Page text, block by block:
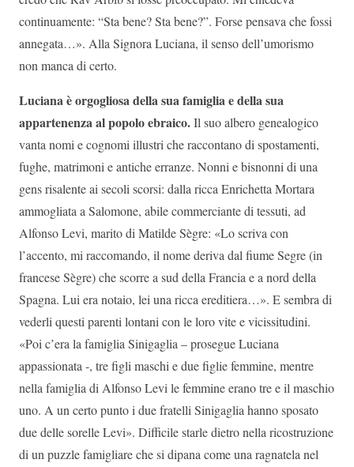
continuamente: “Sta bene? Sta bene?”. Forse pensava che fossi
annegata…». Alla Signora Luciana, il senso dell’umorismo
non manca di certo.
Luciana è orgogliosa della sua famiglia e della sua
appartenenza al popolo ebraico.Il suo albero genealogico
vanta nomi e cognomi illustri che raccontano di spostamenti,
fughe, matrimoni e antiche erranze. Nonni e bisnonni di una
gens risalente ai secoli scorsi: dalla ricca Enrichetta Mortara
ammogliata a Salomone, abile commerciante di tessuti, ad
Alfonso Levi, marito di Matilde Sègre: «Lo scriva con
l’accento, mi raccomando, il nome deriva dal fiume Segre (in
francese Sègre) che scorre a sud della Francia e a nord della
Spagna. Lui era notaio, lei una ricca ereditiera…». E sembra di
vederli questi parenti lontani con le loro vite e vicissitudini.
«Poi c’era la famiglia Sinigaglia – prosegue Luciana
appassionata -, tre figli maschi e due figlie femmine, mentre
nella famiglia di Alfonso Levi le femmine erano tre e il maschio
uno. A un certo punto i due fratelli Sinigaglia hanno sposato
due delle sorelle Levi». Difficile starle dietro nella ricostruzione
di un puzzle famigliare che si dipana come una ragnatela nel